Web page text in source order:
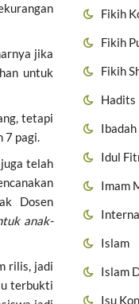
Fikih
Fikih
Fikih
Hadits
Ibadah
Idul
Imam
Islam
Islam
Isu
jika
untuk
tetapi
7 pagi.
telah
Dosen
anak-
rilis, jadi
terbukti